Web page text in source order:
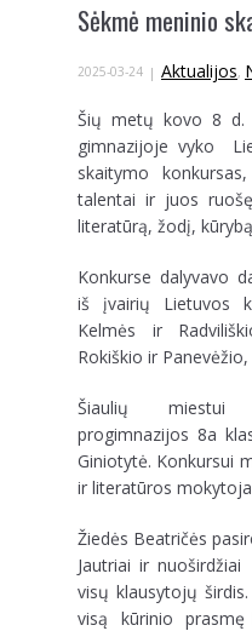
Sėkmė meninio
2025-03-24 Aktualijos,
Šių metų kovo 8
gimnazijoje vyko
skaitymo
talentai ir juos
literatūrą, žodį,
Konkurse dalyvavo
iš įvairių Lietuvos
Kelmės ir
Rokiškio ir
Šiaulių miestui
progimnazijos 8a
Giniotytė. Konkursui
ir literatūros
Žiedės Beatričės
Jautriai ir
visų klausytojų
visą kūrinio prasmę